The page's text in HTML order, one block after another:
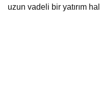
uzun vadeli bir yatırım